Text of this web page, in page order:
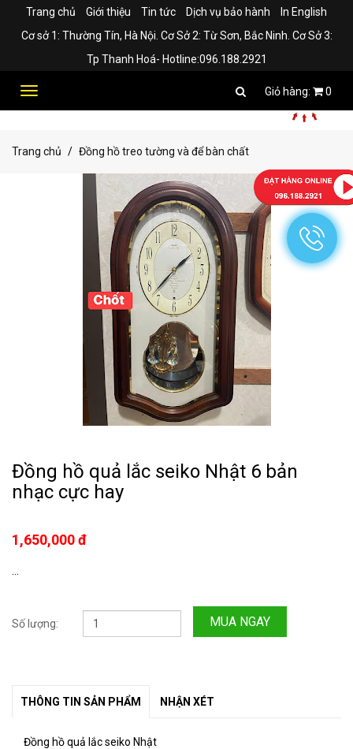
Trang chủ Giới thiệu Tin tức Dịch vụ bảo hành
In English
Cơ sở 1: Thường Tín, Hà Nội. Cơ Sở 2: Từ Sơn, Bắc Ninh. Cơ Sở 3:
Tp Thanh Hoá- Hotline:096.188.2921
Toggle
0
Trang chủ Đồng hồ treo tường và để bàn chất
Đồng hồ quả lắc seiko Nhật 6 bản
nhạc cực hay
1,650,000 đ
Số lượng: MUA NGAY
THÔNG TIN SẢN PHẨM NHẬN XÉT
Đồng hồ quả lắc seiko Nhật